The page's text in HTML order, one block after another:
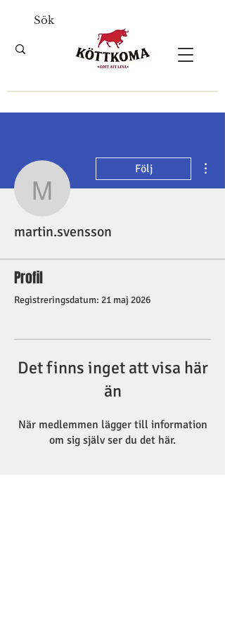
martin.svensson
Följ
martin.svensson
Profil
Registreringsdatum: 21 maj 2026
Det finns inget att visa här
än
När medlemmen lägger till information
om sig själv ser du det här.